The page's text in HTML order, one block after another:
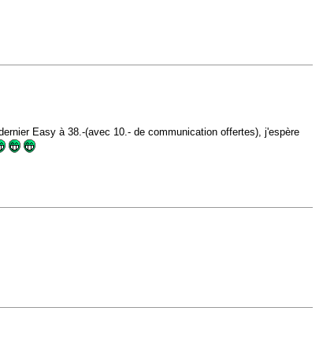
Easy à 38.-(avec 10.- de communication offertes), j'espère